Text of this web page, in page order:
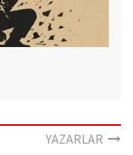
YAZARLAR